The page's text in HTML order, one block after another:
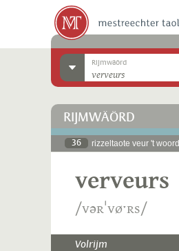
Rijmwäörd
RIJMWÄÖRD
36 rizzeltaote veur 't woord
verveurs
/vəʀˈvøˑʀs/
Volrijm